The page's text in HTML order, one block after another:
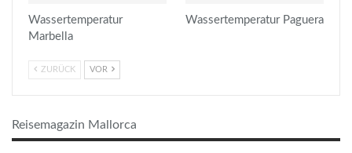
Wassertemperatur
Marbella
Wassertemperatur Paguera
ZURÜCK VOR
Reisemagazin Mallorca